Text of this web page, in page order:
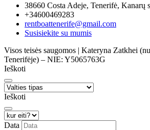
38660 Costa Adeje, Tenerifė, Kanarų
+34600469283
rentboattenerife@gmail.com
Susisiekite su mumis
Visos teisės saugomos | Kateryna Zatkhei
Tenerifėje) – NIE: Y5065763G
Ieškoti
Ieškoti
Data